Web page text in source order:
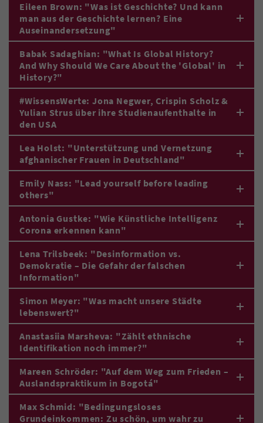
Eileen Brown: "Was ist Geschichte? Und kann
man aus der Geschichte lernen? Eine
Auseinandersetzung"
Babak Sadaghian: "What Is Global History?
And Why Should We Care About the 'Global' in
History?"
#WissensWerte: Jona Negwer, Crispin Scholz &
Yulian Strus über ihre Studienaufenthalte in
den USA
Lea Holst: "Unterstützung und Vernetzung
afghanischer Frauen in Deutschland"
Emily Nass: "Lead yourself before leading
others"
Antonia Gustke: "Wie Künstliche Intelligenz
Corona erkennen kann"
Lena Trilsbeek: "Desinformation vs.
Demokratie – Die Gefahr der falschen
Information"
Simon Meyer: "Was macht unsere Städte
lebenswert?"
Anastasiia Marsheva: "Zählt ethnische
Identifikation noch immer?"
Mareen Schröder: "Auf dem Weg zum Frieden –
Auslandspraktikum in Bogotá"
Max Schmid: "Bedingungsloses
Grundeinkommen: Zu schön, um wahr zu